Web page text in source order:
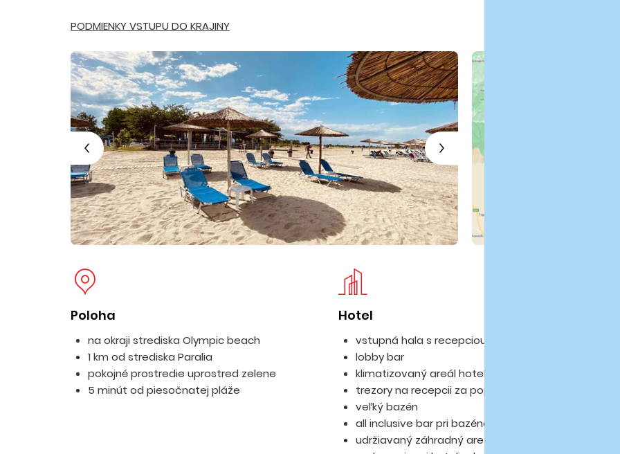
PODMIENKY VSTUPU DO KRAJINY
Poloha
na okraji strediska Olympic beach
1 km od strediska Paralia
pokojné prostredie uprostred zelene
5 minút od piesočnatej pláže
Hotel
vstupná hala s recepciou v hlavnej budove
lobby bar
klimatizovaný areál hotela
trezory na recepcii za poplatok
veľký bazén
all inclusive bar pri bazéne
udržiavaný záhradný areál